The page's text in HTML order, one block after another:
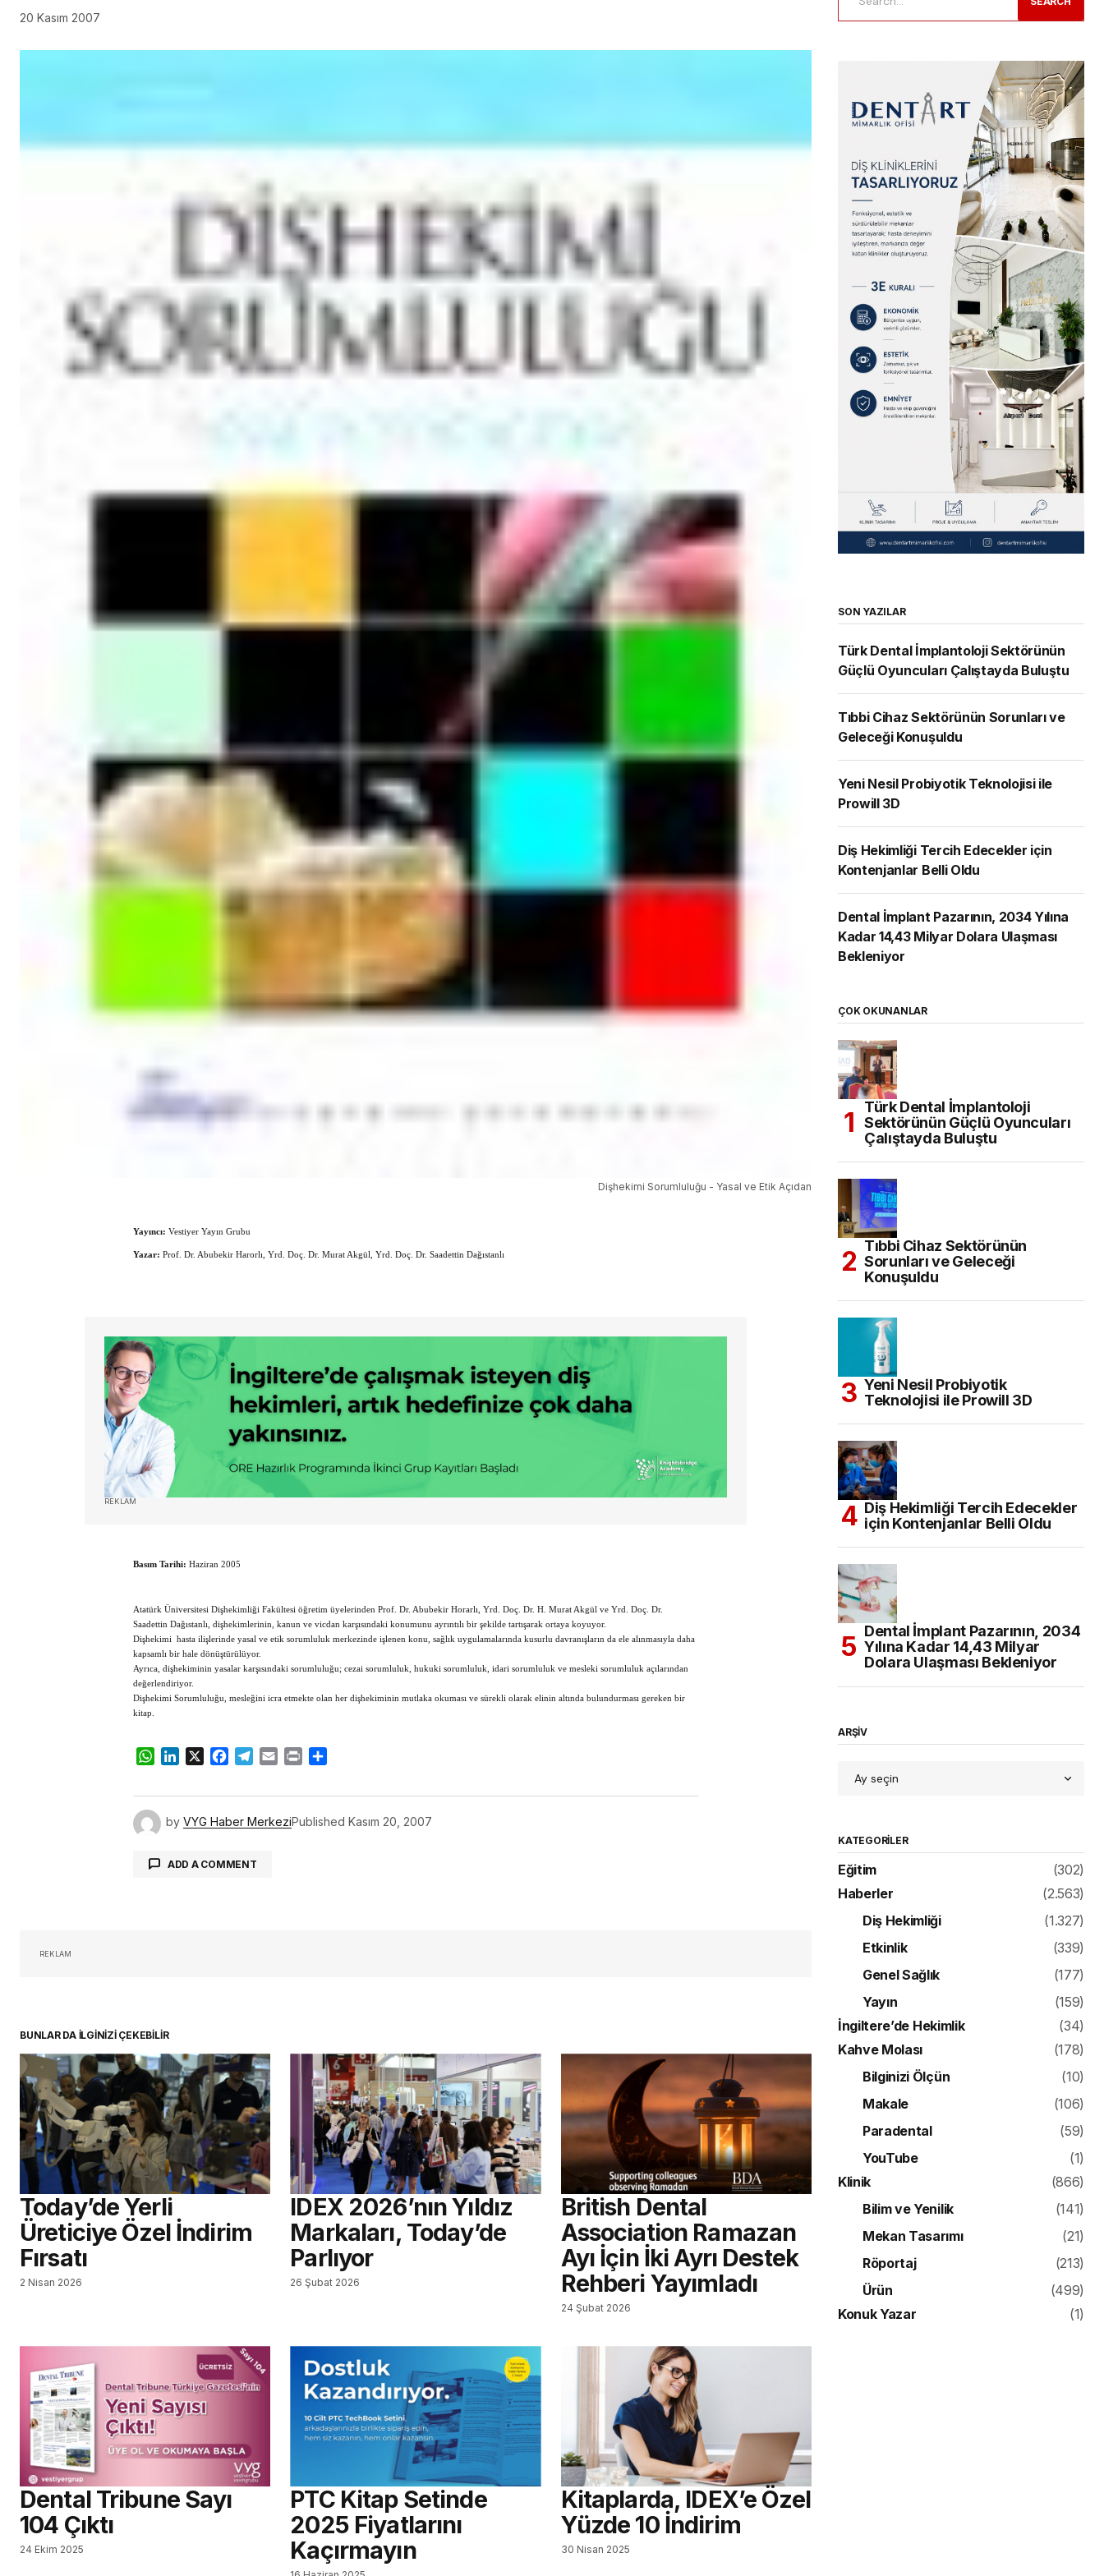
20 Kasım 2007
Dişhekimi Sorumluluğu - Yasal ve Etik Açıdan
Yayıncı: Vestiyer Yayın Grubu
Yazar: Prof. Dr. Abubekir Harorlı, Yrd. Doç. Dr. Murat Akgül, Yrd. Doç. Dr. Saadettin Dağıstanlı
REKLAM
Basım Tarihi: Haziran 2005
Atatürk Üniversitesi Dişhekimliği Fakültesi öğretim üyelerinden Prof. Dr. Abubekir Horarlı, Yrd. Doç. Dr. H. Murat Akgül ve Yrd. Doç. Dr.
Saadettin Dağıstanlı, dişhekimlerinin, kanun ve vicdan karşısındaki konumunu ayrıntılı bir şekilde tartışarak ortaya koyuyor.
Dişhekimi  hasta ilişlerinde yasal ve etik sorumluluk merkezinde işlenen konu, sağlık uygulamalarında kusurlu davranışların da ele alınmasıyla daha
kapsamlı bir hale dönüştürülüyor.
Ayrıca, dişhekiminin yasalar karşısındaki sorumluluğu; cezai sorumluluk, hukuki sorumluluk, idari sorumluluk ve mesleki sorumluluk açılarından
değerlendiriyor.
Dişhekimi Sorumluluğu, mesleğini icra etmekte olan her dişhekiminin mutlaka okuması ve sürekli olarak elinin altında bulundurması gereken bir
kitap.
WhatsApp
LinkedIn
X Facebook
Telegram
Email Print
by VYG Haber MerkeziPublished Kasım 20, 2007
ADD A COMMENT
REKLAM
BUNLAR DA İLGİNİZİ ÇEKEBİLİR
Today’de Yerli
Üreticiye Özel İndirim
Fırsatı
2 Nisan 2026
IDEX 2026’nın Yıldız
Markaları, Today’de
Parlıyor
26 Şubat 2026
British Dental
Association Ramazan
Ayı İçin İki Ayrı Destek
Rehberi Yayımladı
24 Şubat 2026
Dental Tribune Sayı
104 Çıktı
24 Ekim 2025
PTC Kitap Setinde
2025 Fiyatlarını
Kaçırmayın
Kitaplarda, IDEX’e Özel
Yüzde 10 İndirim
30 Nisan 2025
SON YAZILAR
Türk Dental İmplantoloji Sektörünün
Güçlü Oyuncuları Çalıştayda Buluştu
Tıbbi Cihaz Sektörünün Sorunları ve
Geleceği Konuşuldu
Yeni Nesil Probiyotik Teknolojisi ile
Prowill 3D
Diş Hekimliği Tercih Edecekler için
Kontenjanlar Belli Oldu
Dental İmplant Pazarının, 2034 Yılına
Kadar 14,43 Milyar Dolara Ulaşması
Bekleniyor
ÇOK OKUNANLAR
Türk Dental İmplantoloji
Sektörünün Güçlü Oyuncuları
Çalıştayda Buluştu
Tıbbi Cihaz Sektörünün
Sorunları ve Geleceği
Konuşuldu
Yeni Nesil Probiyotik
Teknolojisi ile Prowill 3D
Diş Hekimliği Tercih Edecekler
için Kontenjanlar Belli Oldu
Dental İmplant Pazarının, 2034
Yılına Kadar 14,43 Milyar
Dolara Ulaşması Bekleniyor
ARŞİV
KATEGORILER
Eğitim
(302)
Haberler
(2.563)
Diş Hekimliği
(1.327)
Etkinlik
(339)
Genel Sağlık
(177)
Yayın
(159)
İngiltere’de Hekimlik
(34)
Kahve Molası
(178)
Bilginizi Ölçün
(10)
Makale
(106)
Paradental
(59)
YouTube
(1)
Klinik
(866)
Bilim ve Yenilik
(141)
Mekan Tasarımı
(21)
Röportaj
(213)
Ürün
(499)
Konuk Yazar
(1)